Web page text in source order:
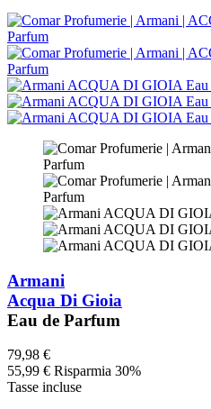
Armani
Acqua Di Gioia
Eau de Parfum
79,98 €
55,99 € Risparmia 30%
Tasse incluse